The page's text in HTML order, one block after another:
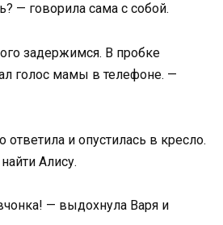
— говорила сама с собой.
задержимся. В пробке
голос мамы в телефоне. —
и опустилась в кресло.
Алису.
— выдохнула Варя и